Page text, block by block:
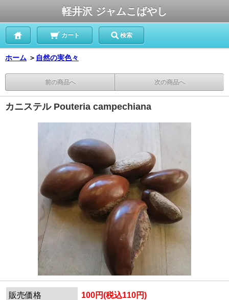
軽井沢 ジャムこばやし
カート 検索
ホーム ＞ 自然の実色々
前の商品へ 次の商品へ
カニステル Pouteria campechiana
販売価格 100円(税込110円)